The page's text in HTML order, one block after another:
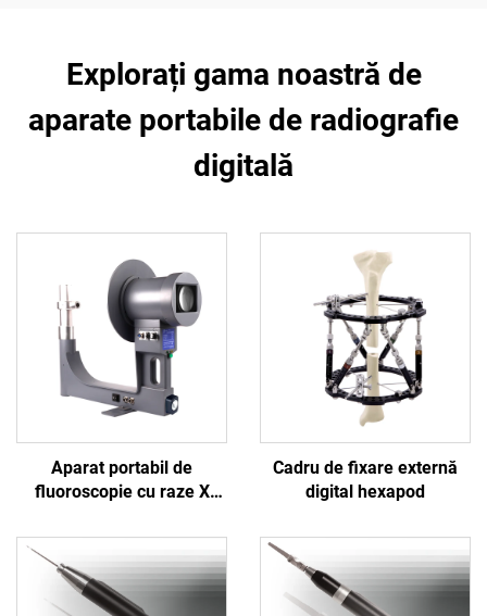
Explorați gama noastră de
aparate portabile de radiografie
digitală
Aparat portabil de
fluoroscopie cu raze X
Cadru de fixare externă
digital hexapod